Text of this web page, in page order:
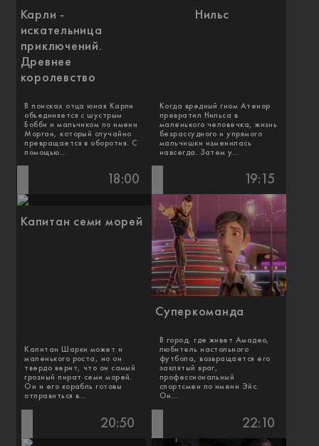
Карли -
искательница
приключений.
Древнее
королевство
В поисках отца юная Карли
объединяется с шустрым
Бобби и мальчиком по имени
Морган, который случайно
превращается в оборотня. С
помощью...
Нильс
Когда вредный гном Атенор
превратил Нильса в
маленького человечка, жизнь
безрассудного и упрямого
мальчишки изменилась
навсегда. Затем у...
18:00
Капитан семи морей
Капитан Шарки может и
маленького роста, но он
твердо верит, что он самый
грозный пират семи морей.
Он и его корабль готовы
отправиться в...
19:15
Суперкоманда
В город, где живет Амадео,
любитель настольного
футбола, возвращается его
заклятый враг,
профессиональный
спортсмен по имени Эйс.
Он...
20:50 22:10